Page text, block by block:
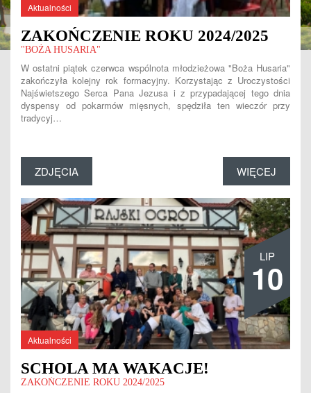
Aktualności
ZAKOŃCZENIE ROKU 2024/2025
"BOŻA HUSARIA"
W ostatni piątek czerwca wspólnota młodzieżowa "Boża Husaria"
zakończyła kolejny rok formacyjny. Korzystając z Uroczystości
Najświetszego Serca Pana Jezusa i z przypadającej tego dnia
dyspensy od pokarmów mięsnych, spędziła ten wieczór przy
tradycyj…
WIĘCEJ
ZDJĘCIA
LIP
10
Aktualności
SCHOLA MA WAKACJE!
ZAKOŃCZENIE ROKU 2024/2025